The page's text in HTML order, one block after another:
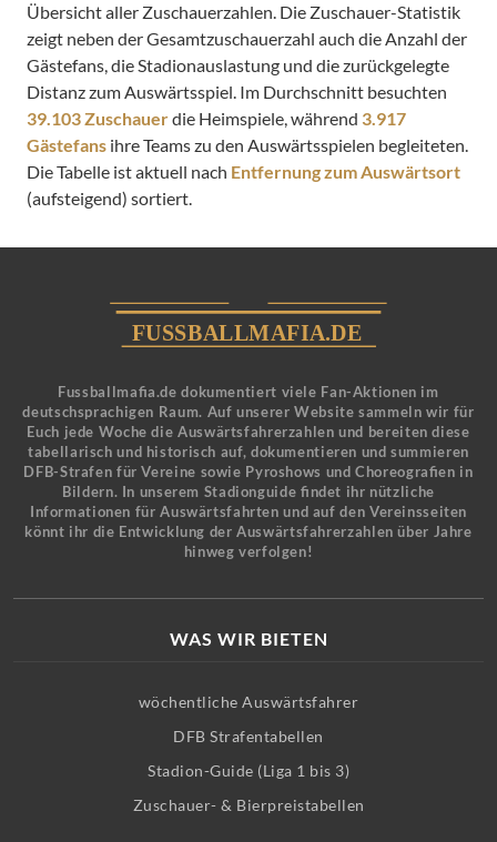
Übersicht aller Zuschauerzahlen. Die Zuschauer-Statistik
zeigt neben der Gesamtzuschauerzahl auch die Anzahl der
Gästefans, die Stadionauslastung und die zurückgelegte
Distanz zum Auswärtsspiel. Im Durchschnitt besuchten
39.103 Zuschauerdie Heimspiele, während 3.917
Gästefans ihre Teams zu den Auswärtsspielen begleiteten.
Die Tabelle ist aktuell nach Entfernung zum Auswärtsort
(aufsteigend) sortiert.
Fussballmafia.de dokumentiert viele Fan-Aktionen im
deutschsprachigen Raum. Auf unserer Website sammeln wir für
Euch jede Woche die Auswärtsfahrerzahlen und bereiten diese
tabellarisch und historisch auf, dokumentieren und summieren
DFB-Strafen für Vereine sowie Pyroshows und Choreografien in
Bildern. In unserem Stadionguide findet ihr nützliche
Informationen für Auswärtsfahrten und auf den Vereinsseiten
könnt ihr die Entwicklung der Auswärtsfahrerzahlen über Jahre
hinweg verfolgen!
WAS WIR BIETEN
wöchentliche Auswärtsfahrer
DFB Strafentabellen
Stadion-Guide (Liga 1 bis 3)
Zuschauer- & Bierpreistabellen